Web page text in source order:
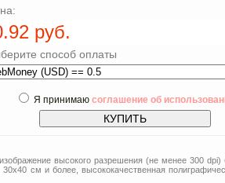
способ оплаты
Я принимаю соглашение об
изображение высокого разрешения (не менее 300
см и более, высококачественная